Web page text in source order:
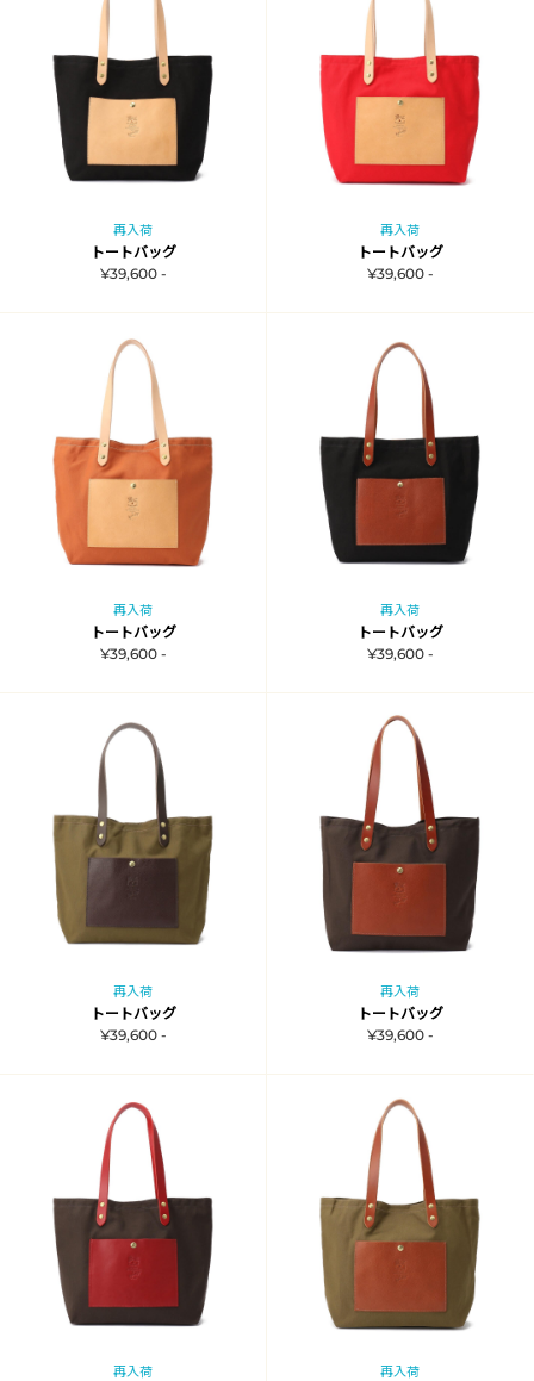
再入荷
トートバッグ
¥39,600 -
再入荷
トートバッグ
¥39,600 -
再入荷
トートバッグ
¥39,600 -
再入荷
トートバッグ
¥39,600 -
再入荷
トートバッグ
¥39,600 -
再入荷
トートバッグ
¥39,600 -
再入荷 再入荷